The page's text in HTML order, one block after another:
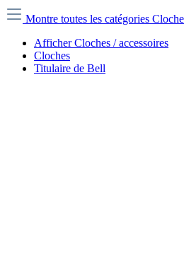
Montre toutes les catégories
Afficher Cloches / accessoires
Cloches
Titulaire de Bell